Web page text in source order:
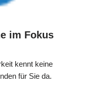
im Fokus
kennt keine
für Sie da.